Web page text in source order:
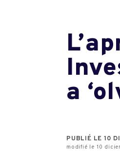
a
PUBLIÉ LE 10
modifié le 10